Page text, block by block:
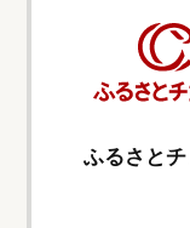
ふるさと